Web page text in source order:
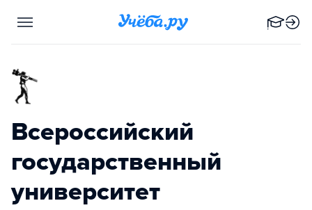
Всероссийский
государственный
университет